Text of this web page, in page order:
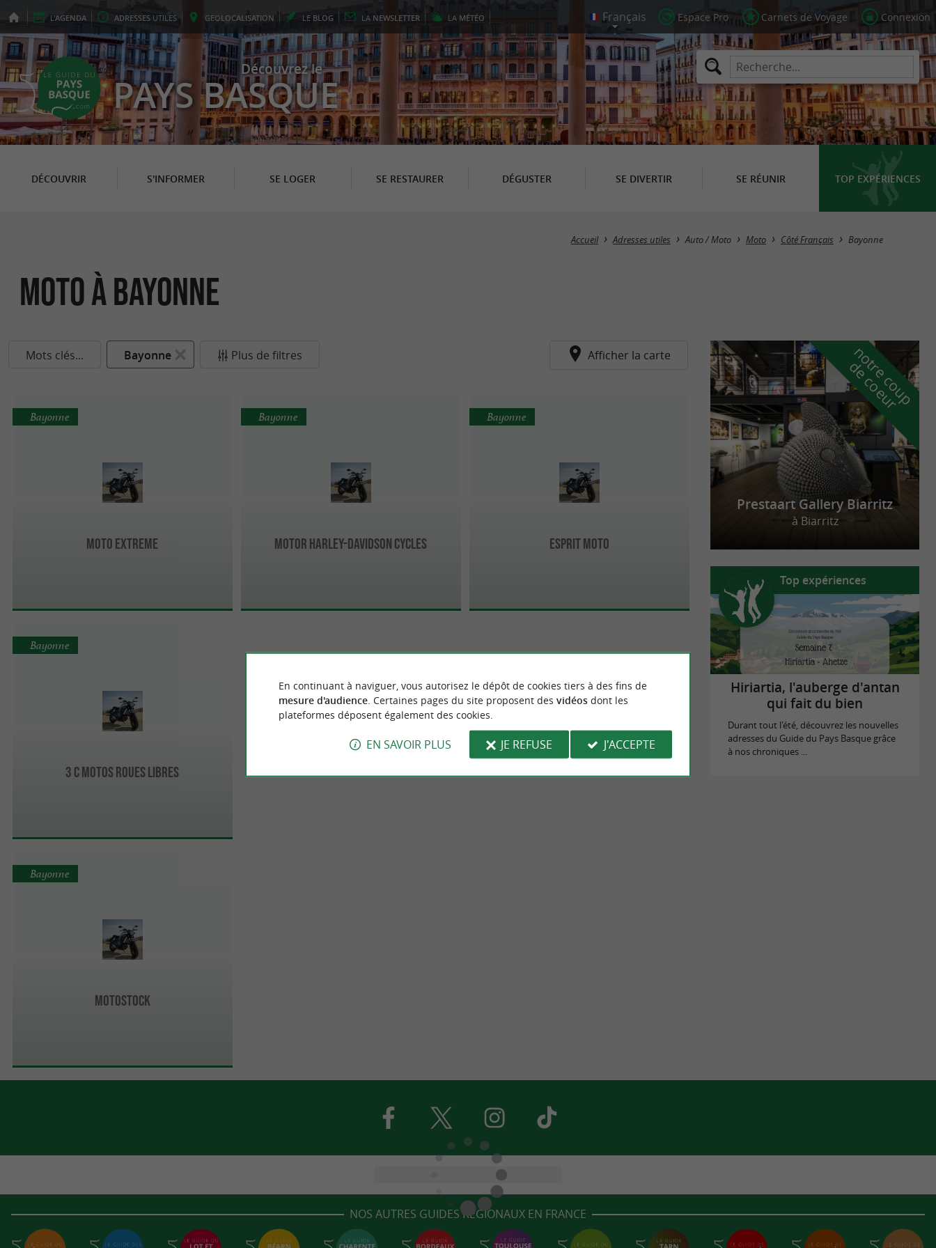
L'AGENDA ADRESSES UTILES GEOLOCALISATION LE BLOG LA NEWSLETTER LA MÉTÉO Espace Pro Carnets de Voyage Connexion
Découvrez le
PAYS BASQUE
DÉCOUVRIR S'INFORMER SE LOGER SE RESTAURER DÉGUSTER SE DIVERTIR SE RÉUNIR TOP EXPÉRIENCES
Masquer la carte
Accueil Adresses utiles Auto / Moto Moto Côté Français Bayonne
Moto à Bayonne
Mots clés... Bayonne Plus de filtres Afficher la carte
MOTO EXTREME
Bayonne
Motor Harley-Davidson Cycles
Bayonne
Esprit Moto
Bayonne
3 C Motos Roues Libres
Bayonne
Motostock
Bayonne
n
o
t
r
e
c
o
u
p
d
e
c
o
e
u
r
Prestaart Gallery Biarritz
à Biarritz
Top expériences
Hiriartia, l'auberge d'antan
qui fait du bien
Durant tout l'été, découvrez les nouvelles
adresses du Guide du Pays Basque grâce
à nos chroniques ...
NOS AUTRES GUIDES RÉGIONAUX EN FRANCE
En continuant à naviguer, vous autorisez le dépôt de cookies tiers à des fins de
mesure d'audience. Certaines pages du site proposent des vidéosdont les
plateformes déposent également des cookies.
EN SAVOIR PLUS JE REFUSE J'ACCEPTE